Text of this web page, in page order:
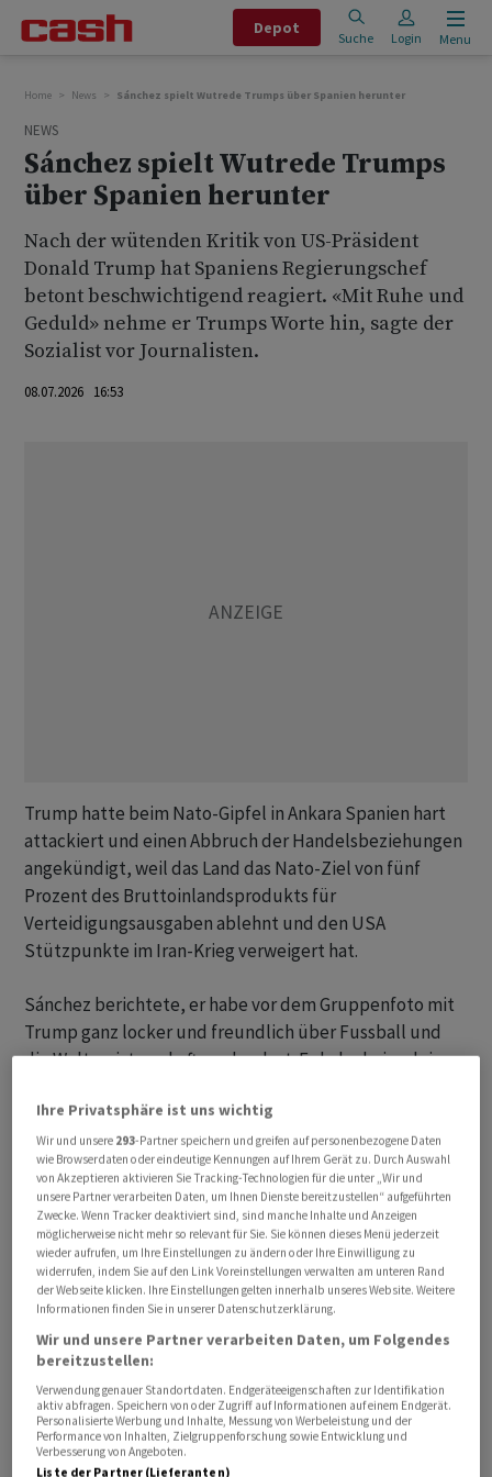
Depot
Suche Login Menu
Home News Sánchez spielt Wutrede Trumps über Spanien herunter
NEWS
Sánchez spielt Wutrede Trumps
über Spanien herunter
Nach der wütenden Kritik von US-Präsident
Donald Trump hat Spaniens Regierungschef
betont beschwichtigend reagiert. «Mit Ruhe und
Geduld» nehme er Trumps Worte hin, sagte der
Sozialist vor Journalisten.
08.07.2026 16:53
Trump hatte beim Nato-Gipfel in Ankara Spanien hart
attackiert und einen Abbruch der Handelsbeziehungen
angekündigt, weil das Land das Nato-Ziel von fünf
Prozent des Bruttoinlandsprodukts für
Verteidigungsausgaben ablehnt und den USA
Stützpunkte im Iran-Krieg verweigert hat.
Sánchez berichtete, er habe vor dem Gruppenfoto mit
Trump ganz locker und freundlich über Fussball und
die Weltmeisterschaft geplaudert. Es habe keinerlei
freundliche Worte und Höflichkeit», sagte der Spanier.
Und das sei nach der scharfen Kritik Trumps an Spanien
gewesen. Im Übrigen erfülle Spanien seine Zusagen
gegenüber der Nato, betonte Sánchez.
Trump in Rage
Der US-Präsident hatte sich bei einer Pressekonferenz
über Spanien mal wieder in Rage geredet. «Spanien ist
ein verlorener Fall, ein schrecklicher Partner in der
Nato», schimpfte er. «Sie beteiligen sich nicht, sie zahlen
nicht. Ich will nichts mit Spanien zu tun haben», blaffte
er. Und versuchte dann in der für ihn typischen Manier,
Spanien lächerlich zu machen. «Mal sehen, wie
Ihre Privatsphäre ist uns wichtig
Wir und unsere 293-Partner speichern und greifen auf personenbezogene Daten
wie Browserdaten oder eindeutige Kennungen auf Ihrem Gerät zu. Durch Auswahl
von Akzeptieren aktivieren Sie Tracking-Technologien für die unter „Wir und
unsere Partner verarbeiten Daten, um Ihnen Dienste bereitzustellen“ aufgeführten
Zwecke. Wenn Tracker deaktiviert sind, sind manche Inhalte und Anzeigen
möglicherweise nicht mehr so relevant für Sie. Sie können dieses Menü jederzeit
wieder aufrufen, um Ihre Einstellungen zu ändern oder Ihre Einwilligung zu
widerrufen, indem Sie auf den Link Voreinstellungen verwalten am unteren Rand
der Webseite klicken. Ihre Einstellungen gelten innerhalb unseres Website. Weitere
Informationen finden Sie in unserer Datenschutzerklärung.
Wir und unsere Partner verarbeiten Daten, um Folgendes
bereitzustellen:
Verwendung genauer Standortdaten. Endgeräteeigenschaften zur Identifikation
aktiv abfragen. Speichern von oder Zugriff auf Informationen auf einem Endgerät.
Personalisierte Werbung und Inhalte, Messung von Werbeleistung und der
Performance von Inhalten, Zielgruppenforschung sowie Entwicklung und
Verbesserung von Angeboten.
Liste der Partner (Lieferanten)